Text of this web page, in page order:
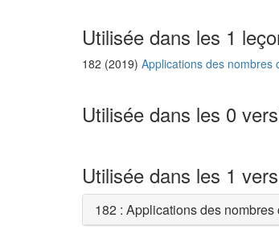
Utilisée dans les 1
182 (2019) Applications des nombres
Utilisée dans les 0
Utilisée dans les 1
182 : Applications des